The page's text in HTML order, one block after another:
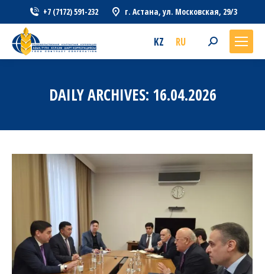
+7 (7172) 591-232 г. Астана, ул. Московская, 29/3
KZ RU Search:
DAILY ARCHIVES: 16.04.2026